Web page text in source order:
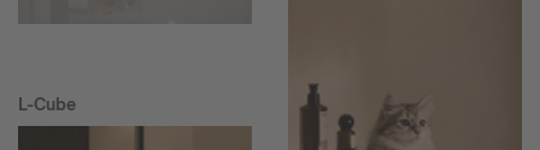
L-Cube